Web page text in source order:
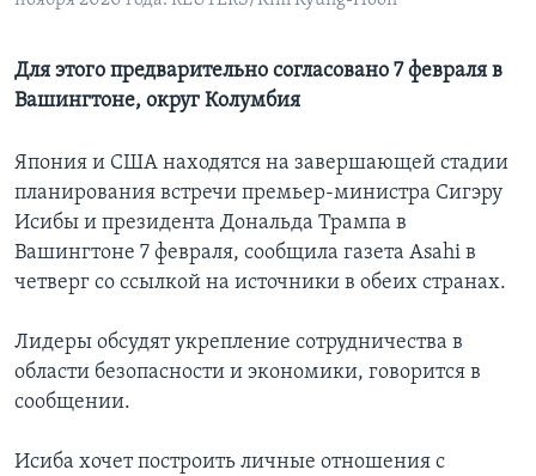
Для этого предварительно согласовано 7 февраля в
Вашингтоне, округ Колумбия
Япония и США находятся на завершающей стадии
планирования встречи премьер-министра Сигэру
Исибы и президента Дональда Трампа в
Вашингтоне 7 февраля, сообщила газета Asahi в
четверг со ссылкой на источники в обеих странах.
Лидеры обсудят укрепление сотрудничества в
области безопасности и экономики, говорится в
сообщении.
Исиба хочет построить личные отношения с